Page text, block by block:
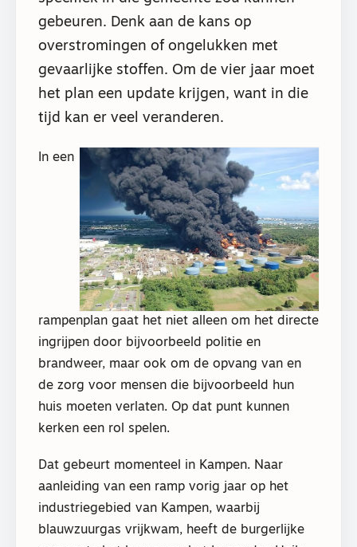
gebeuren. Denk aan de kans op
overstromingen of ongelukken met
gevaarlijke stoffen. Om de vier jaar moet
het plan een update krijgen, want in die
tijd kan er veel veranderen.
In een
rampenplan gaat het niet alleen om het directe
ingrijpen door bijvoorbeeld politie en
brandweer, maar ook om de opvang van en
de zorg voor mensen die bijvoorbeeld hun
huis moeten verlaten. Op dat punt kunnen
kerken een rol spelen.
Dat gebeurt momenteel in Kampen. Naar
aanleiding van een ramp vorig jaar op het
industriegebied van Kampen, waarbij
blauwzuurgas vrijkwam, heeft de burgerlijke